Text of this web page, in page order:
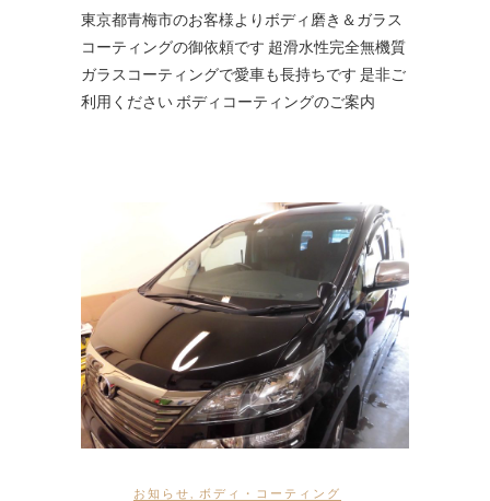
東京都青梅市のお客様よりボディ磨き＆ガラス
コーティングの御依頼です 超滑水性完全無機質
ガラスコーティングで愛車も長持ちです 是非ご
利用ください ボディコーティングのご案内
お知らせ ボディ・コーティング